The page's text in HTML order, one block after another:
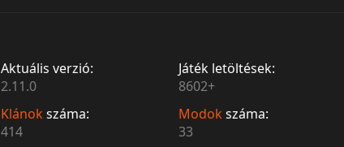
Aktuális verzió:
2.11.0
Játék letöltések:
8602+
Klánokszáma:
414
Modokszáma:
33